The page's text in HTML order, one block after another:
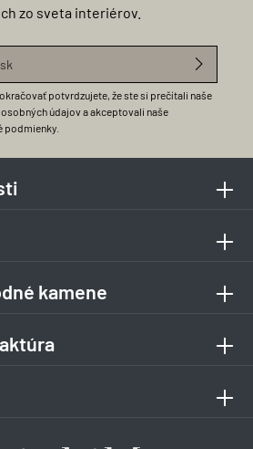
zo sveta interiérov.
potvrdzujete, že ste si prečítali naše
údajova akceptovali naše
podmienky
kamene